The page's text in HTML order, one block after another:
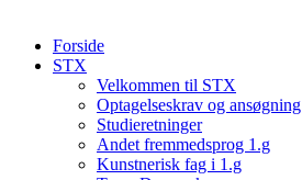
Forside
STX
Velkommen til STX
Optagelseskrav og ansøgning
Studieretninger
Andet fremmedsprog 1.g
Kunstnerisk fag i 1.g